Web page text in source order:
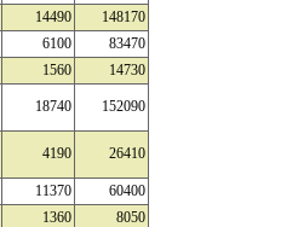
14490
148170
6100
83470
1560 14730
18740 152090
4190 26410
11370
60400
1360
8050